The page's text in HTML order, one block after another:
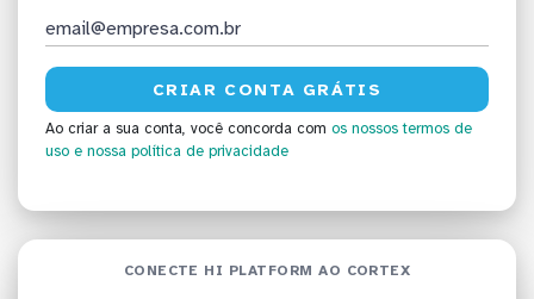
Ao criar a sua conta, você concorda com os nossos termos de
uso e nossa política de privacidade
CONECTE HI PLATFORM AO CORTEX